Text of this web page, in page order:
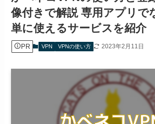
像付きで解説 専用アプリで
単に使えるサービスを紹介
PR VPN VPNの使い方 2023年2月11日